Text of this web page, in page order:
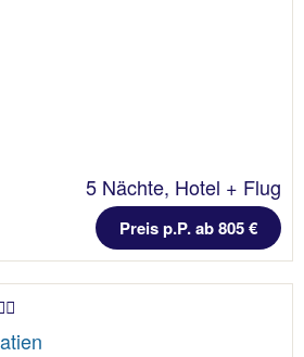
5 Nächte, Hotel + Flug
Preis p.P. ab 805 €